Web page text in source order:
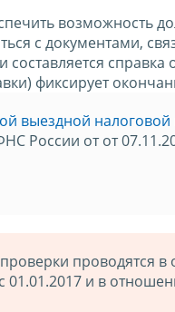
возможность
с документами,
фиксирует
выездной налоговой
России от от
проводятся
01.01.2017 и в